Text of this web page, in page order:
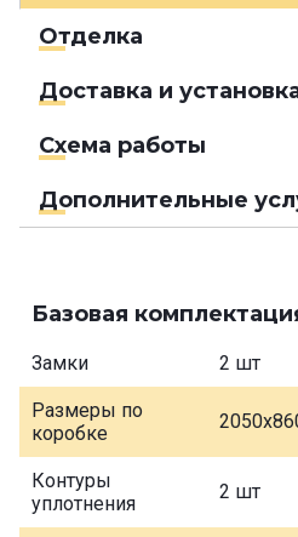
Отделка
Доставка и
Схема работы
Дополнительные
Базовая
Замки 2 шт
Размеры по
коробке
Контуры
уплотнения
2 шт